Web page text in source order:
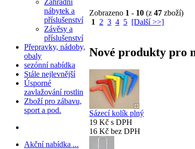
Zahradní
nábytek a
příslušenství
Závěsy a
příslušenství
Přepravky, nádoby,
obaly
sezónní nabídka
Stále nejlevnější
Úsporné
zavlažování rostlin
Zboží pro zábavu,
sport a pod.
Akční nabídka ...
Zobrazeno 1 - 10 (z 47 zboží)
1
2 3 4 5 [Další >>]
Nové produkty pro
Sázecí kolík plný
19 Kč s DPH
16 Kč bez DPH